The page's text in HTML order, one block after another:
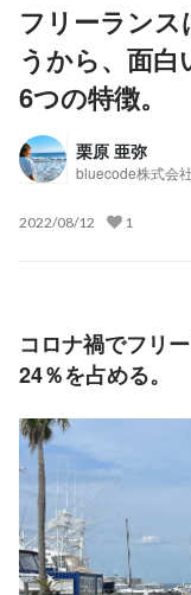
フリーランス
うから、面白
6つの特徴。
栗原 亜弥
bluecode株式会
2022/08/12 1
コロナ禍でフリ
24％を占める。